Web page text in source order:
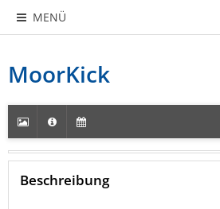
MENÜ
MoorKick
Beschreibung